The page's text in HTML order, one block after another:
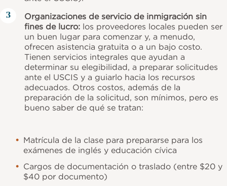
Organizaciones de servicio de inmigración sin
fines de lucro: los proveedores locales pueden ser
un buen lugar para comenzar y, a menudo,
ofrecen asistencia gratuita o a un bajo costo.
Tienen servicios integrales que ayudan a
determinar su elegibilidad, a preparar solicitudes
ante el USCIS y a guiarlo hacia los recursos
adecuados. Otros costos, además de la
preparación de la solicitud, son mínimos, pero es
bueno saber de qué se tratan:
Matrícula de la clase para prepararse para los
exámenes de inglés y educación cívica
Cargos de documentación o traslado (entre $20 y
$40 por documento)